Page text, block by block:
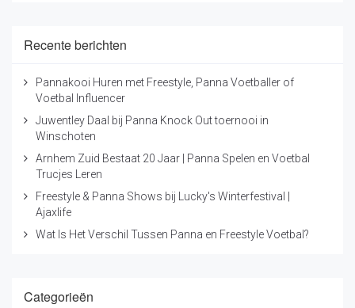
Recente berichten
Pannakooi Huren met Freestyle, Panna Voetballer of
Voetbal Influencer
Juwentley Daal bij Panna Knock Out toernooi in
Winschoten
Arnhem Zuid Bestaat 20 Jaar | Panna Spelen en Voetbal
Trucjes Leren
Freestyle & Panna Shows bij Lucky's Winterfestival |
Ajaxlife
Wat Is Het Verschil Tussen Panna en Freestyle Voetbal?
Categorieën